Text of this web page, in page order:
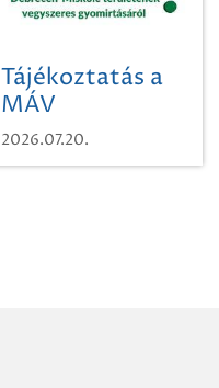
Tájékoztatás a
MÁV
Pályaműködtetési
Zrt. Területi
2026.07.20.